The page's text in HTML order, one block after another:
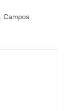
Campos